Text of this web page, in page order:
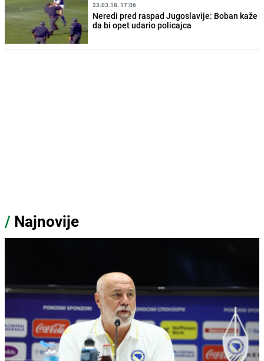
23.03.18. 17:06
Neredi pred raspad Jugoslavije: Boban kaže
da bi opet udario policajca
/ Najnovije